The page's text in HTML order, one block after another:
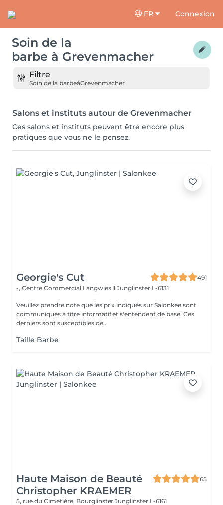
FR Connexion
Soin de la
barbe à Grevenmacher
Filtre
Soin de la barbeàGrevenmacher
Salons et instituts autour de Grevenmacher
Ces salons et instituts peuvent être encore plus
pratiques que vous ne le pensez.
Georgie's Cut
491
-, Centre Commercial Langwies ll Junglinster L-6131
Veuillez prendre note que les prix indiqués sur Salonkee sont
communiqués à titre informatif et s'entendent de base. Ces
derniers sont susceptibles de...
Taille Barbe
Haute Maison de Beauté
Christopher KRAEMER
65
5, rue du Cimetière, Bourglinster Junglinster L-6161